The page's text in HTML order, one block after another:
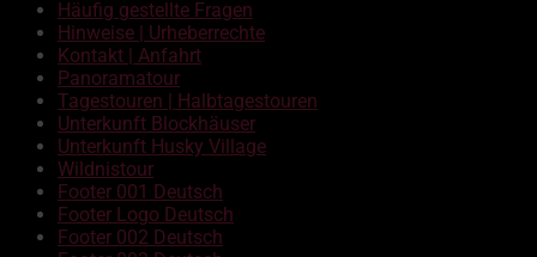
Häufig gestellte Fragen
Hinweise | Urheberrechte
Kontakt | Anfahrt
Panoramatour
Tagestouren | Halbtagestouren
Unterkunft Blockhäuser
Unterkunft Husky Village
Wildnistour
Footer 001 Deutsch
Footer Logo Deutsch
Footer 002 Deutsch